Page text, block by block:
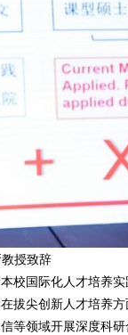
授致辞
校国际化人才培养
拔尖创新人才培养
等领域开展深度科研